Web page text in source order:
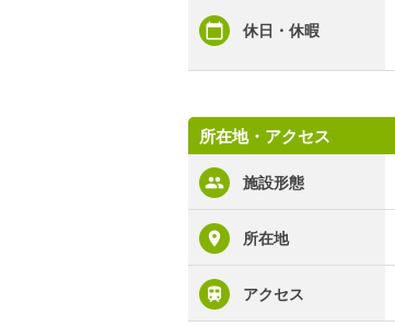
休日・休暇
所在地・アクセス
施設形態
所在地
アクセス